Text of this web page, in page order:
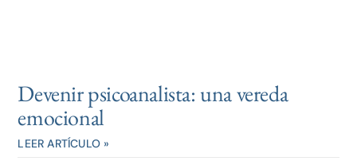
Devenir psicoanalista: una vereda
emocional
LEER ARTÍCULO »